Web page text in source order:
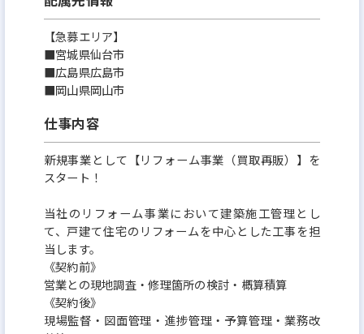
ップを目指しやすい
東証プライム市場上場企業で現在も業績は右肩上が
り、弊社が目指している住宅供給数日本No.1に向
け、今のところ達成可能ペース。あと6年以内でNo.1
が達成出来ます。拡大中の弊社は、業績拡大ペースに
比べて幹部候補の社員が足りていません。30代で部
長クラスはもちろん、役員も十分目指せます。上場
企業の幹部になれるチャンスのある企業はそう多く
■業務のやりがい：
完全実力主義のため、年齢・社歴・性別等に関わら
ず評価してもらえる環境と、仕事を任せてもらえる風
土がある為、キャリアアップ形成のしやすい環境で
【急募エリア】
■宮城県仙台市
■広島県広島市
■岡山県岡山市
仕事内容
新規事業として【リフォーム事業（買取再販）】を
スタート！
当社のリフォーム事業において建築施工管理とし
て、戸建て住宅のリフォームを中心とした工事を担
当します。
《契約前》
営業との現地調査・修理箇所の検討・概算積算
《契約後》
現場監督・図面管理・進捗管理・予算管理・業務改